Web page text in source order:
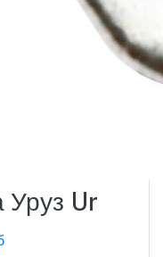
Уруз Ur